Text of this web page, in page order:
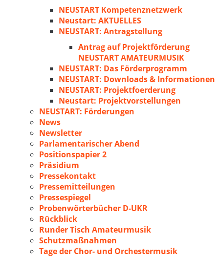
NEUSTART Kompetenznetzwerk
Neustart: AKTUELLES
NEUSTART: Antragstellung
Antrag auf Projektförderung
NEUSTART AMATEURMUSIK
NEUSTART: Das Förderprogramm
NEUSTART: Downloads & Informationen
NEUSTART: Projektfoerderung
Neustart: Projektvorstellungen
NEUSTART: Förderungen
News
Newsletter
Parlamentarischer Abend
Positionspapier 2
Präsidium
Pressekontakt
Pressemitteilungen
Pressespiegel
Probenwörterbücher D-UKR
Rückblick
Runder Tisch Amateurmusik
Schutzmaßnahmen
Tage der Chor- und Orchestermusik